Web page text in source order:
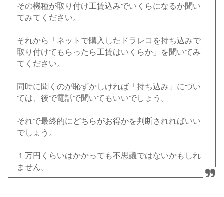
その機種が取り付け工賃込みでいくらになるか聞い
てみてください。
それから「ネットで購入したドラレコを持ち込みで
取り付けてもらったら工賃はいくらか」を聞いてみ
てください。
同時に聞くのが恥ずかしければ「持ち込み」につい
ては、後で電話で聞いてもいいでしょう。
それで最終的にどちらがお得かを判断されればいい
でしょう。
１万円くらいはかかっても不思議ではないかもしれ
ません。